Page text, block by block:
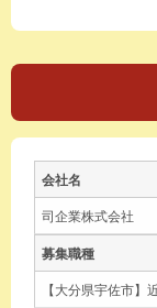
会社名
司企業株式会社
募集職種
【大分県宇佐市】